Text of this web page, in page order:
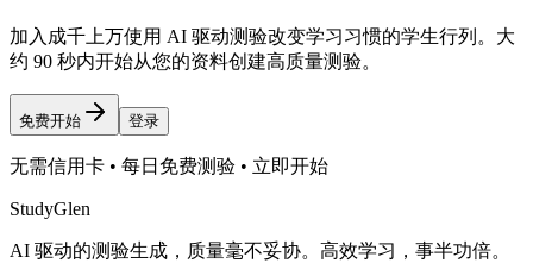
加入成千上万使用 AI 驱动测验改变学习习惯的学生行列。大
约 90 秒内开始从您的资料创建高质量测验。
免费开始 登录
无需信用卡 • 每日免费测验 • 立即开始
StudyGlen
AI 驱动的测验生成，质量毫不妥协。高效学习，事半功倍。